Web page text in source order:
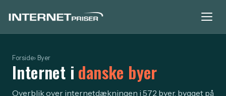
Forside› Byer
Internet i danske byer
Overblik over internetdækningen i 572 byer, bygget på